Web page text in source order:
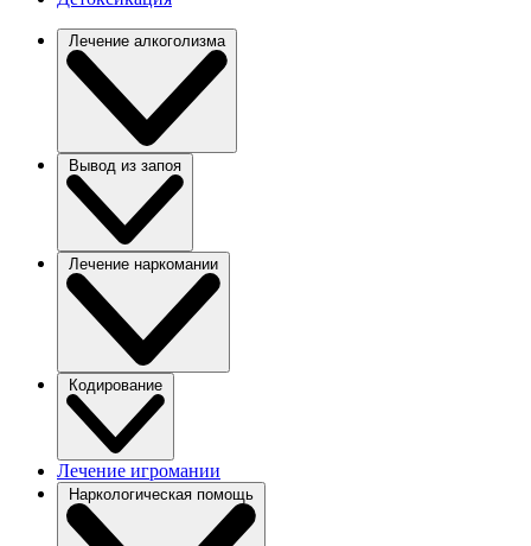
Лечение алкоголизма
Вывод из запоя
Лечение наркомании
Кодирование
Лечение игромании
Наркологическая помощь